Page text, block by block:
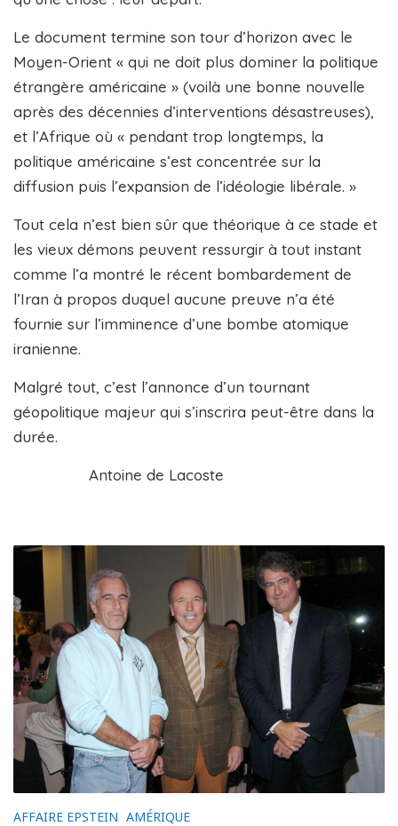
Le document termine son tour d’horizon avec le
Moyen-Orient « qui ne doit plus dominer la politique
étrangère américaine » (voilà une bonne nouvelle
après des décennies d’interventions désastreuses),
et l’Afrique où « pendant trop longtemps, la
politique américaine s’est concentrée sur la
diffusion puis l’expansion de l’idéologie libérale. »
Tout cela n’est bien sûr que théorique à ce stade et
les vieux démons peuvent ressurgir à tout instant
comme l’a montré le récent bombardement de
l’Iran à propos duquel aucune preuve n’a été
fournie sur l’imminence d’une bombe atomique
iranienne.
Malgré tout, c’est l’annonce d’un tournant
géopolitique majeur qui s’inscrira peut-être dans la
durée.
Antoine de Lacoste
AFFAIRE EPSTEIN AMÉRIQUE